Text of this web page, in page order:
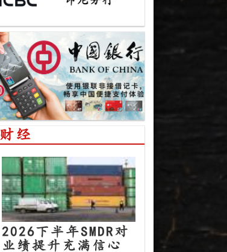
财经
2026下半年SMDR对
业绩提升充满信心